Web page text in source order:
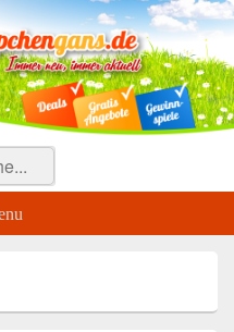
Gewinnspiele